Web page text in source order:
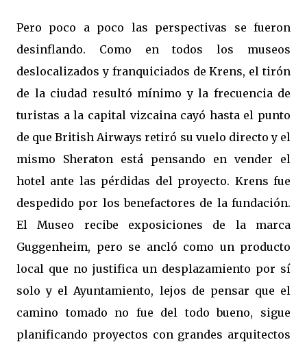
Pero poco a poco las perspectivas se fueron
desinflando. Como en todos los museos
deslocalizados y franquiciados de Krens, el tirón
de la ciudad resultó mínimo y la frecuencia de
turistas a la capital vizcaina cayó hasta el punto
de que British Airways retiró su vuelo directo y el
mismo Sheraton está pensando en vender el
hotel ante las pérdidas del proyecto. Krens fue
despedido por los benefactores de la fundación.
El Museo recibe exposiciones de la marca
Guggenheim, pero se ancló como un producto
local que no justifica un desplazamiento por sí
solo y el Ayuntamiento, lejos de pensar que el
camino tomado no fue del todo bueno, sigue
planificando proyectos con grandes arquitectos